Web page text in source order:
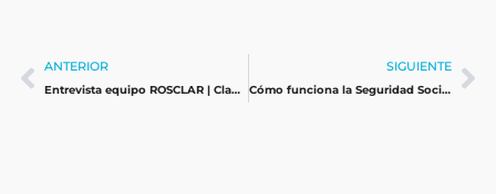
AntANTERIOR
Entrevista equipo ROSCLAR | Claudia Segura
SIGUIENTE
Cómo funciona la Seguridad Social en España